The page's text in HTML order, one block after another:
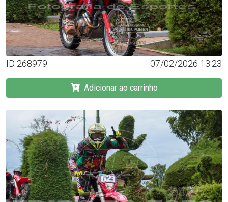
ID 268979 07/02/2026 13:23
Adicionar ao carrinho